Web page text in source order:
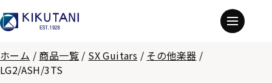
ホーム / 商品一覧 / SX Guitars / その他楽器 /
LG2/ASH/3TS